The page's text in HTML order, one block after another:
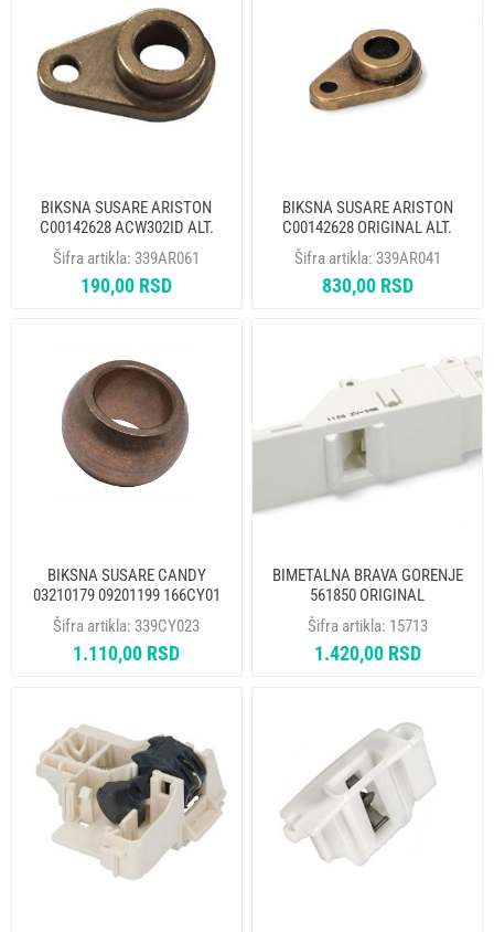
BIKSNA SUSARE ARISTON
C00142628 ACW302ID ALT.
339AR041
Šifra artikla: 339AR061
190,00 RSD
BIKSNA SUSARE ARISTON
C00142628 ORIGINAL ALT.
339AR061
Šifra artikla: 339AR041
830,00 RSD
BIKSNA SUSARE CANDY
03210179 09201199 166CY01
ORIGINAL
Šifra artikla: 339CY023
1.110,00 RSD
BIMETALNA BRAVA GORENJE
561850 ORIGINAL
Šifra artikla: 15713
1.420,00 RSD